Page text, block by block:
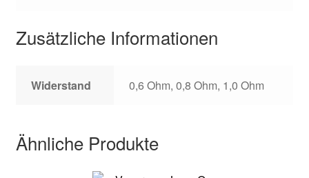
Zusätzliche Informationen
Widerstand 0,6 Ohm, 0,8 Ohm, 1,0 Ohm
Ähnliche Produkte